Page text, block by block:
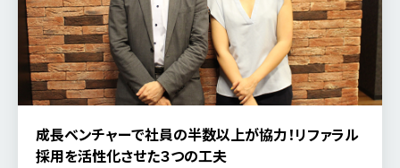
成長ベンチャーで社員の半数以上が協力！リファラル
採用を活性化させた３つの工夫